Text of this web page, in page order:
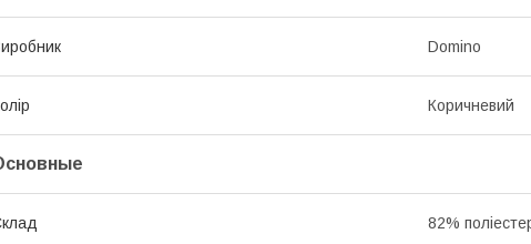
Domino
Коричневий
82%